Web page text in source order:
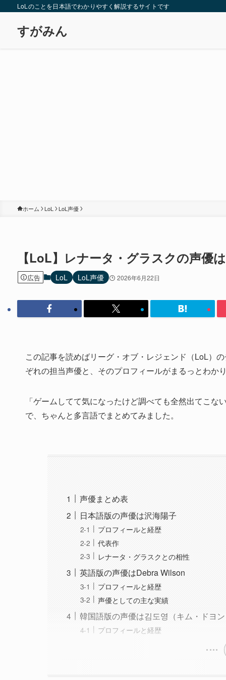
LoLのことを日本語でわかりやすく解説するサイトです
すがみん
ホーム LoL LoL声優
【LoL】レナータ・グラスクの声優
広告 LoL LoL声優 2026年6月22日
この記事を読めばリーグ・オブ・レジェンド（LoL）
ぞれの担当声優と、そのプロフィールがまるっとわかり
「ゲームしてて気になったけど調べても全然出てこ
で、ちゃんと多言語でまとめてみました。
声優まとめ表
日本語版の声優は沢海陽子
プロフィールと経歴
代表作
レナータ・グラスクとの相性
英語版の声優はDebra Wilson
プロフィールと経歴
声優としての主な実績
韓国語版の声優は김도영（キム・ドヨン
プロフィールと経歴